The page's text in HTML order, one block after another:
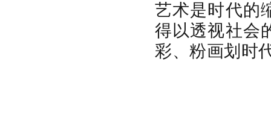
艺术是时代的
得以透视社会
彩、粉画划时